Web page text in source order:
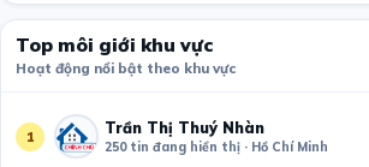
Top môi giới khu vực
Hoạt động nổi bật theo khu vực
1 Trần Thị Thuý Nhàn
250 tin đang hiển thị · Hồ Chí Minh